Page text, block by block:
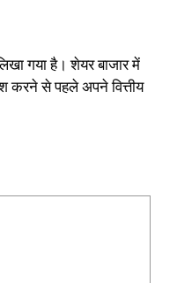
गया है। शेयर बाजार में
करने से पहले अपने वित्तीय